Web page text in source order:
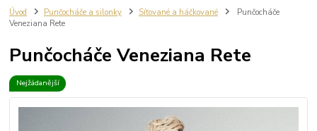
Úvod Punčocháče a silonky Síťované a háčkované
Punčocháče
Veneziana Rete
Punčocháče Veneziana Rete
Nejžádanější